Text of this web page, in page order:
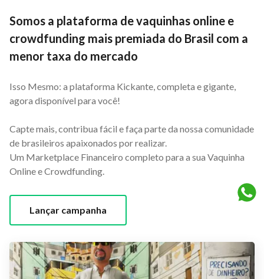
Somos a plataforma de vaquinhas online e
crowdfunding mais premiada do Brasil com a
menor taxa do mercado
Isso Mesmo: a plataforma Kickante, completa e gigante,
agora disponível para você!
Capte mais, contribua fácil e faça parte da nossa comunidade
de brasileiros apaixonados por realizar.
Um Marketplace Financeiro completo para a sua Vaquinha
Online e Crowdfunding.
Lançar campanha